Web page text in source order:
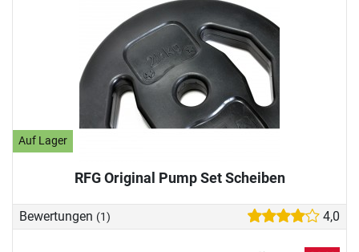
Auf Lager
RFG Original Pump Set Scheiben
Bewertungen (1) 4,0